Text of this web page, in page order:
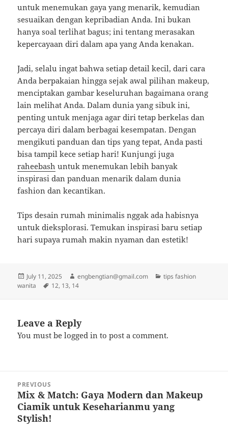
untuk menemukan gaya yang menarik, kemudian
sesuaikan dengan kepribadian Anda. Ini bukan
hanya soal terlihat bagus; ini tentang merasakan
kepercayaan diri dalam apa yang Anda kenakan.
Jadi, selalu ingat bahwa setiap detail kecil, dari cara
Anda berpakaian hingga sejak awal pilihan makeup,
menciptakan gambar keseluruhan bagaimana orang
lain melihat Anda. Dalam dunia yang sibuk ini,
penting untuk menjaga agar diri tetap berkelas dan
percaya diri dalam berbagai kesempatan. Dengan
mengikuti panduan dan tips yang tepat, Anda pasti
bisa tampil kece setiap hari! Kunjungi juga
raheebash untuk menemukan lebih banyak
inspirasi dan panduan menarik dalam dunia
fashion dan kecantikan.
Tips desain rumah minimalis nggak ada habisnya
untuk dieksplorasi. Temukan inspirasi baru setiap
hari supaya rumah makin nyaman dan estetik!
Posted
on
July 11, 2025 Author
engbengtian@gmail.com Categories
tips fashion
wanita
Tags
12, 13, 14
Leave a Reply
You must belogged in to post a comment.
navigation
PREVIOUS
Previous
post:
Mix & Match: Gaya Modern dan Makeup
Ciamik untuk Keseharianmu yang
Stylish!